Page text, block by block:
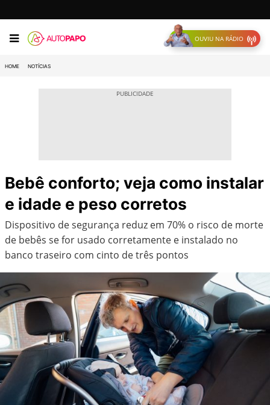
OUVIU NA RÁDIO
HOME NOTÍCIAS
Bebê conforto; veja como instalar
e idade e peso corretos
Dispositivo de segurança reduz em 70% o risco de morte
de bebês se for usado corretamente e instalado no
banco traseiro com cinto de três pontos